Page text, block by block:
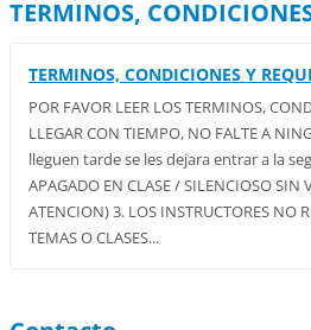
TERMINOS,
TERMINOS, CONDICIONES Y
POR FAVOR LEER LOS TERMINOS,
LLEGAR CON TIEMPO, NO FALTE A
lleguen tarde se les dejara entrar a la
APAGADO EN CLASE / SILENCIOSO SIN
ATENCION) 3. LOS INSTRUCTORES NO
TEMAS O CLASES...